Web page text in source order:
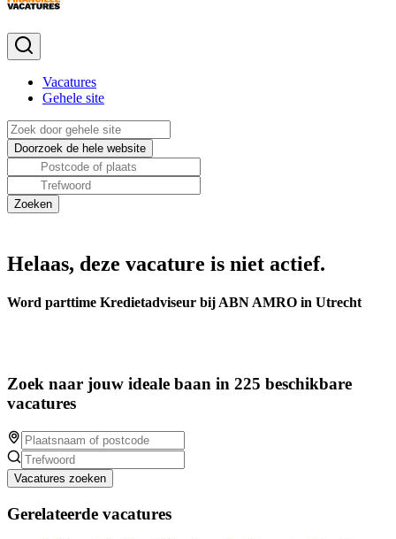
Vacatures
Gehele site
Helaas, deze vacature is niet actief.
Word parttime Kredietadviseur bij ABN AMRO in Utrecht
Zoek naar jouw ideale baan in 225 beschikbare
vacatures
Vacatures zoeken
Gerelateerde vacatures